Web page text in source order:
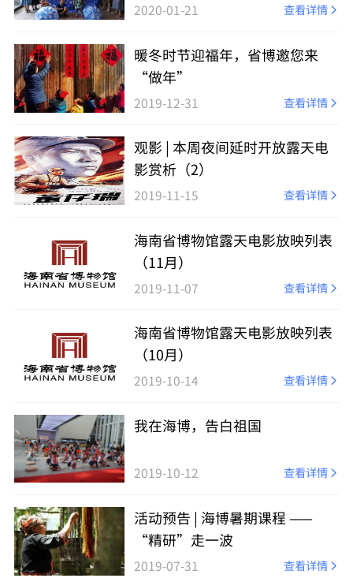
2020-01-21 查看详情
暖冬时节迎福年，省博邀您来
“做年”
2019-12-31 查看详情
观影 | 本周夜间延时开放露天电
影赏析（2）
2019-11-15 查看详情
海南省博物馆露天电影放映列表
（11月）​
2019-11-07 查看详情
海南省博物馆露天电影放映列表
（10月）
2019-10-14 查看详情
我在海博，告白祖国
2019-10-12 查看详情
活动预告 | 海博暑期课程 ——
“精研”走一波
2019-07-31 查看详情